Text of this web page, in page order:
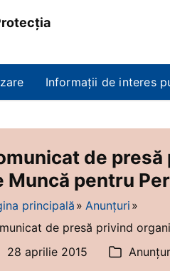
Informații de interes
de
Muncă pentru
principală
Anunțuri
de presă privind
28 aprilie 2015 Categorii